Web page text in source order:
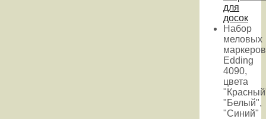
для
досок
Набор
меловых
маркеров
Edding
4090,
цвета
"Белый",
"Синий"